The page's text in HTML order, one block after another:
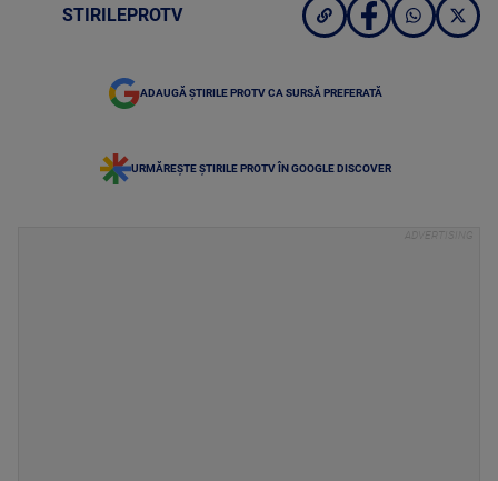
STIRILEPROTV
ADAUGĂ ȘTIRILE PROTV CA SURSĂ PREFERATĂ
URMĂREȘTE ȘTIRILE PROTV ÎN GOOGLE DISCOVER